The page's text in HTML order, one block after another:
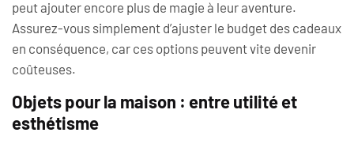
peut ajouter encore plus de magie à leur aventure.
Assurez-vous simplement d’ajuster le budget des cadeaux
en conséquence, car ces options peuvent vite devenir
coûteuses.
Objets pour la maison : entre utilité et
esthétisme